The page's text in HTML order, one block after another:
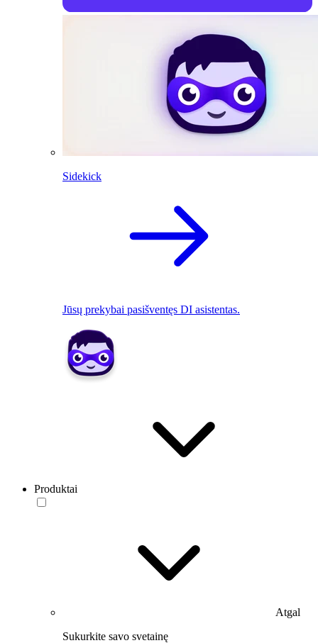
Sidekick
Jūsų prekybai pasišventęs DI asistentas.
Produktai
Atgal
Sukurkite savo svetainę